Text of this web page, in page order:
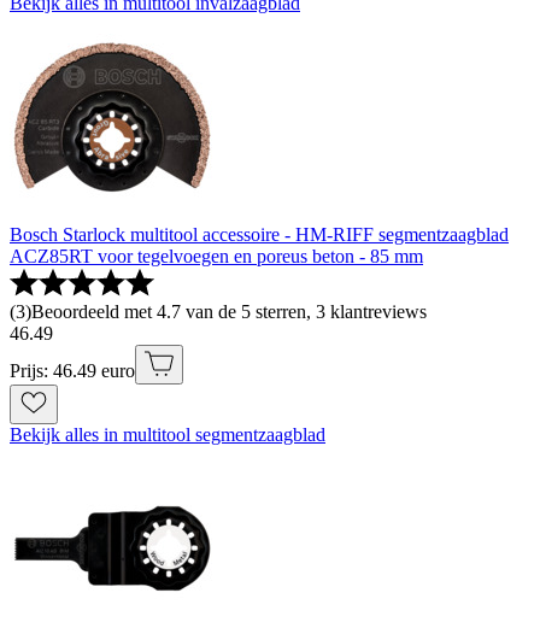
Bosch Starlock multitool accessoire - HM-RIFF segmentzaagblad
ACZ85RT voor tegelvoegen en poreus beton - 85 mm
(3)Beoordeeld met 4.7 van de 5 sterren, 3 klantreviews
46.49
Prijs: 46.49 euro
Bekijk alles in multitool segmentzaagblad